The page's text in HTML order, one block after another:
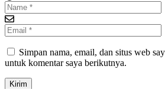
Simpan nama, email, dan situs web
untuk komentar saya berikutnya.